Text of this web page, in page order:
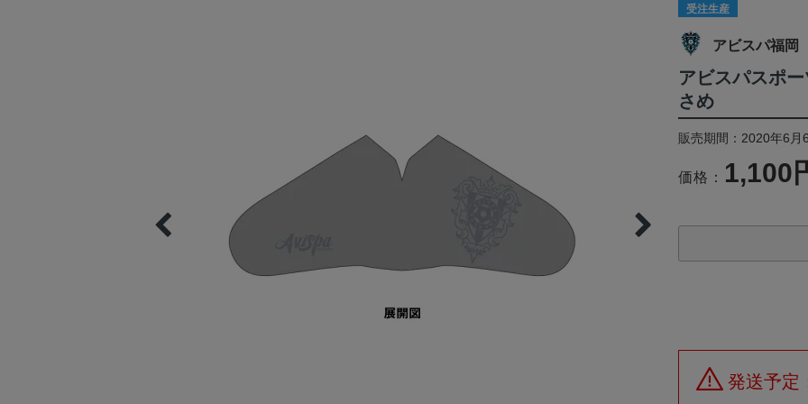
受注生産
アビスパ福岡
アビスパスポ
さめ
販売期間：2020年6
価格： 1,100
発送予定